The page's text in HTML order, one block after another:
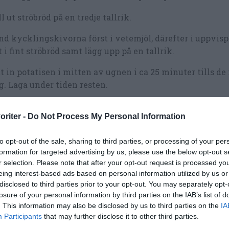
- Do Not Process My Personal Information
opt-out of the sale, sharing to third parties, or processing of your
for targeted advertising by us, please use the below opt-out
selection. Please note that after your opt-out request is processed
interest-based ads based on personal information utilized by us
to third parties prior to your opt-out. You may separately
of your personal information by third parties on the IAB’s list of
This information may also be disclosed by us to third parties on the
Participants that may further disclose it to other third parties.
ut ströbröd på en tredje tallrik.
kycklingskivorna först i vetemjöl, därefter i
i fint ströbröd samt lägg upp på en tallrik.
in potatisen i mitten av ugnen i ca 25 minuter tills
Laga under tiden resten.
i taget. Det tar ca 5 minuter på varje sida på
också tillsätta mer olja och nästan fritera
upp de nystekta schnitzlarna på ett ugnsbleck. När
så sätt in i ugnen med potatisen någon minut
potatisen är klar.
gröna ärtor några minuter och häll av.